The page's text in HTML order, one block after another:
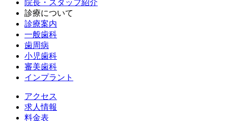
院長・スタッフ紹介
診療について
診療案内
一般歯科
歯周病
小児歯科
審美歯科
インプラント
アクセス
求人情報
料金表